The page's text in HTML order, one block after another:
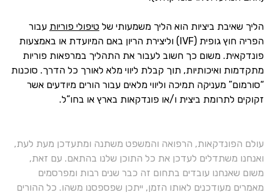
הליך שאיבת ביציות הוא הליך משמעותי של טיפולי פוריות עבור
הפריה חוץ גופית (IVF) וליצירת הריון באם המיועדת או באמצעות
פונדקאית. משום כך חשוב לעבור את התהליך במרפאות פוריות
מתקדמות ואיכותיות, תוך קבלת ליווי מלא לאורך כל הדרך. סוכנות
“סורמום” מעניקה תמיכה וליווי מלאים עבור הורים מיודעים אשר
זקוקים לתרומת ביצית ו/או פונדקאות בארץ או בחו”ל.
עולם הפונדקאות, הרפואה והמשפט משתנה ומתעדכן מעת לעת,
ואנחנו משתדלים לעדכן את כל התוכן שלנו בהתאם. עם זאת,
משום שאנחנו עובדים בתחום זה כבר שנים רבות ומפרסמים
מאמרים מעודכנים לאותו הזמן, ייתכן שפספסנו משהו. כל ההורים